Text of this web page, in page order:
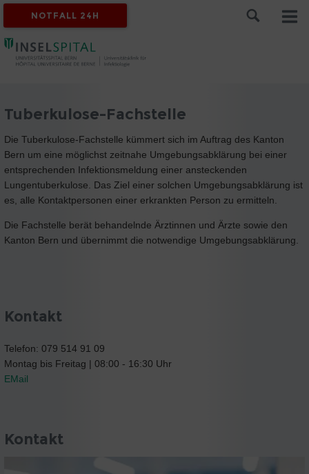
NOTFALL 24H
Tuberkulose-Fachstelle
Die Tuberkulose-Fachstelle kümmert sich im Auftrag des Kanton
Bern um eine möglichst zeitnahe Umgebungsabklärung bei einer
entsprechenden Infektionsmeldung einer ansteckenden
Lungentuberkulose. Das Ziel einer solchen Umgebungsabklärung ist
es, alle Kontaktpersonen einer erkrankten Person zu ermitteln.
Die Fachstelle berät behandelnde Ärztinnen und Ärzte sowie den
Kanton Bern und übernimmt die notwendige Umgebungsabklärung.
Kontakt
Telefon: 079 514 91 09
Montag bis Freitag | 08:00 - 16:30 Uhr
EMail
Kontakt